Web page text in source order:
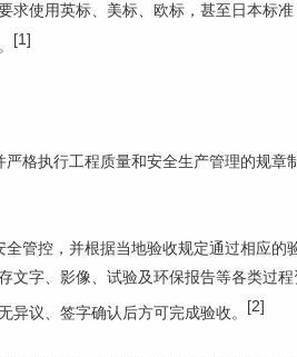
求使用英标、美标、欧标，甚至日本标
[1]
格执行工程质量和安全生产管理的规章
管控，并根据当地验收规定通过相应的
文字、影像、试验及环保报告等各类过
议、签字确认后方可完成验收。 [2]